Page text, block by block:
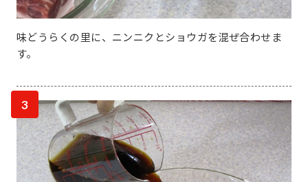
味どうらくの里に、ニンニクとショウガを混ぜ合わせま
す。
3